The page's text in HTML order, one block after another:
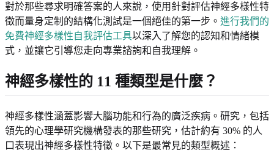
對於那些尋求明確答案的人來說，使用針對評估神經多樣性特
徵而量身定制的結構化測試是一個絕佳的第一步。 進行我們的
免費神經多樣性自我評估工具以深入了解您的認知和情緒模
式，並讓它引導您走向專業諮詢和自我理解。
神經多樣性的 11 種類型是什麼？
神經多樣性涵蓋影響大腦功能和行為的廣泛疾病。研究，包括
領先的心理學研究機構發表的那些研究，估計約有 30% 的人
口表現出神經多樣性特徵。以下是最常見的類型概述：